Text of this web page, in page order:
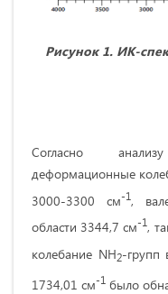
Рисунок 1. ИК-
Согласно
деформационные
3000-3300 см-1,
области 3344,7 см-1,
колебание NH2-групп
1734,01 см-1 было